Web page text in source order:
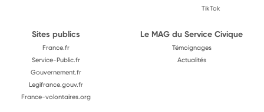
TikTok
Sites publics
France.fr
Service-Public.fr
Gouvernement.fr
Legifrance.gouv.fr
France-volontaires.org
Le MAG du Service Civique
Témoignages
Actualités